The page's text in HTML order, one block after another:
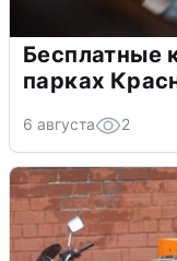
Бесплатные
парках
6 августа 2